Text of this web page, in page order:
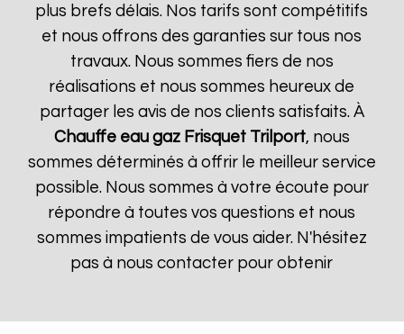
plus brefs délais. Nos tarifs sont compétitifs
et nous offrons des garanties sur tous nos
travaux. Nous sommes fiers de nos
réalisations et nous sommes heureux de
partager les avis de nos clients satisfaits. À
Chauffe eau gaz Frisquet Trilport, nous
sommes déterminés à offrir le meilleur service
possible. Nous sommes à votre écoute pour
répondre à toutes vos questions et nous
sommes impatients de vous aider. N'hésitez
pas à nous contacter pour obtenir